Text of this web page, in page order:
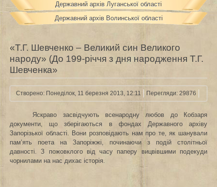
Державний архів Луганської області
Державний архів Волинської області
«Т.Г. Шевченко – Великий син Великого
народу» (До 199-річчя з дня народження Т.Г.
Шевченка»
Створено: Понеділок, 11 березня 2013, 12:11 Перегляди: 29876
Яскраво засвідчують всенародну любов до Кобзаря
документи, що зберігаються в фондах Державного архіву
Запорізької області. Вони розповідають нам про те, як шанували
пам’ять поета на Запоріжжі, починаючи з подій столітньої
давності. З пожовклого від часу паперу вицвівшими подекуди
чорнилами на нас дихає історія.